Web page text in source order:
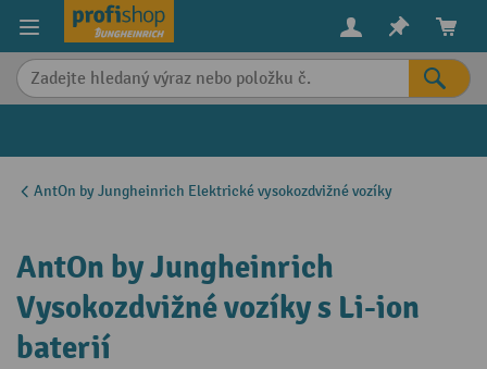
content
AntOn by Jungheinrich Elektrické vysokozdvižné vozíky
AntOn by Jungheinrich
Vysokozdvižné vozíky s Li-ion
baterií